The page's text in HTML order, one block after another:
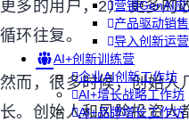
营销GenAI
产品驱动销
导入创新运营
AI+创新训练营
企业AI创新工作坊
AI+增长战略工作坊
AI+品牌增长工作坊
更多的用户，2） 更多的
循环往复。
然而，很多时候，创始人
长。创始人和风险投资人